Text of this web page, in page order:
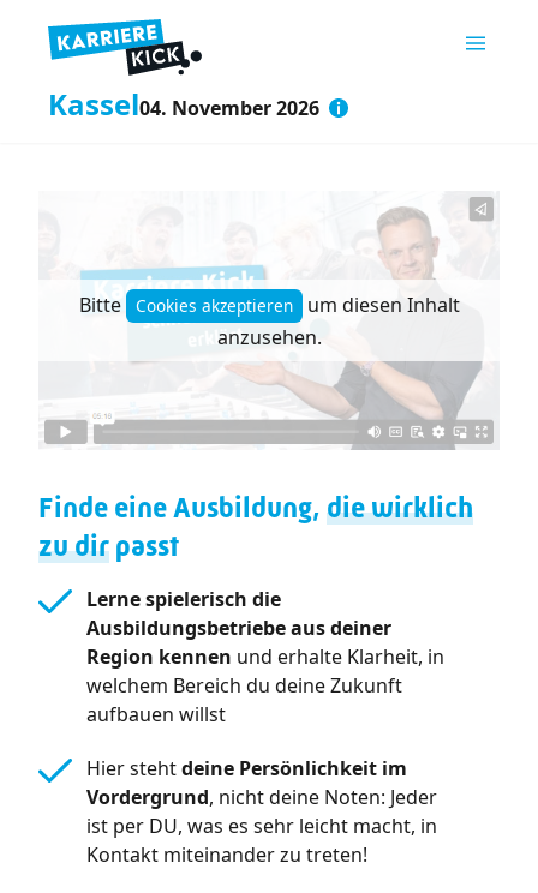
Kassel04. November 2026
Bitte Cookies akzeptieren
um diesen Inhalt
anzusehen.
Finde eine Ausbildung, die wirklich
zu dir passt
Lerne spielerisch die
Ausbildungsbetriebe aus deiner
Region kennen und erhalte Klarheit, in
welchem Bereich du deine Zukunft
aufbauen willst
Hier stehtdeine Persönlichkeit im
Vordergrund, nicht deine Noten: Jeder
ist per DU, was es sehr leicht macht, in
Kontakt miteinander zu treten!